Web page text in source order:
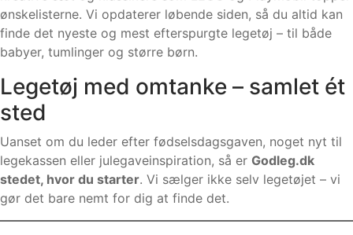
ønskelisterne. Vi opdaterer løbende siden, så du altid kan
finde det nyeste og mest efterspurgte legetøj – til både
babyer, tumlinger og større børn.
Legetøj med omtanke – samlet ét
sted
Uanset om du leder efter fødselsdagsgaven, noget nyt til
legekassen eller julegaveinspiration, så er Godleg.dk
stedet, hvor du starter. Vi sælger ikke selv legetøjet – vi
gør det bare nemt for dig at finde det.